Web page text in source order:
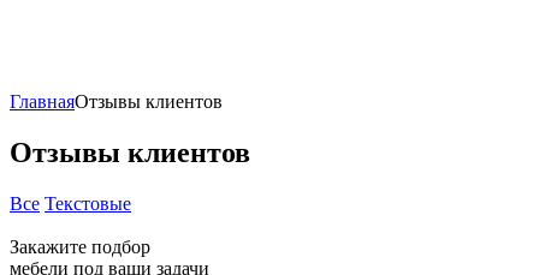
ГлавнаяОтзывы клиентов
Отзывы клиентов
Все Текстовые
Закажите подбор
мебели под ваши задачи